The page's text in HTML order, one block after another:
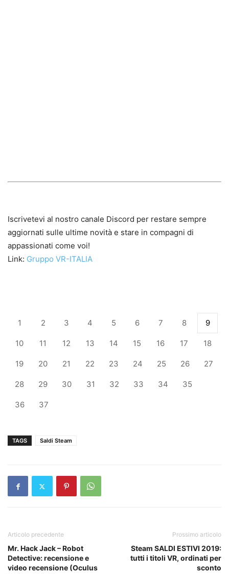
Iscrivetevi al nostro canale Discord per restare sempre
aggiornati sulle ultime novità e stare in compagni di
appassionati come voi!
Link: Gruppo VR-ITALIA
1 2 3 4 5 6 7 8 9
10 11 12 13 14 15 16 17 18
19 20 21 22 23 24 25 26 27
28 29 30 31 32 33 34 35
36 37
TAGS Saldi Steam
Articolo precedente
Mr. Hack Jack – Robot
Detective: recensione e
video recensione (Oculus
Prossimo articolo
Steam SALDI ESTIVI 2019:
tutti i titoli VR, ordinati per
sconto